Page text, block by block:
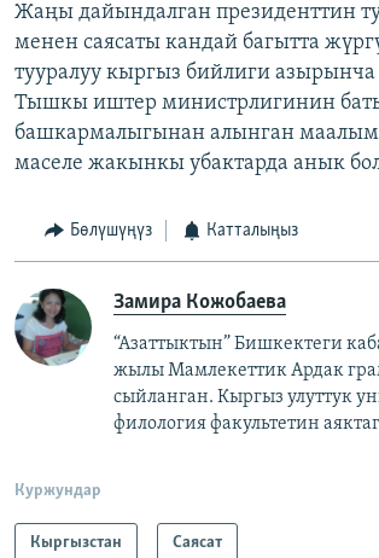
Жаңы дайындалган президенттин
менен саясаты кандай багытта
тууралуу кыргыз бийлиги азырынча
Тышкы иштер министрлигинин
башкармалыгынан алынган
маселе жакынкы убактарда анык
Бөлүшүңүз Катталыңыз
Замира Кожобаева
“Азаттыктын” Бишкектеги
жылы Мамлекеттик Ардак
сыйланган. Кыргыз улуттук
филология факультетин
Куржундар
Кыргызстан Саясат